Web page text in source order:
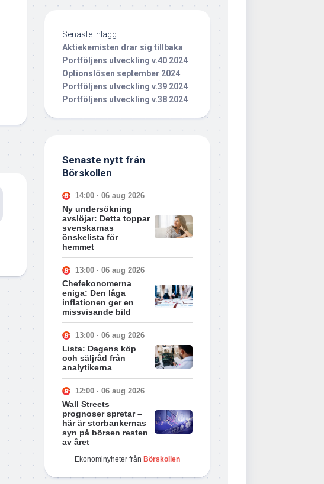
Senaste inlägg
Aktiekemisten drar sig tillbaka
Portföljens utveckling v.40 2024
Optionslösen september 2024
Portföljens utveckling v.39 2024
Portföljens utveckling v.38 2024
Senaste nytt från
Börskollen
14:00 · 06 aug 2026
Ny undersökning
avslöjar: Detta toppar
svenskarnas
önskelista för
hemmet
13:00 · 06 aug 2026
Chefekonomerna
eniga: Den låga
inflationen ger en
missvisande bild
13:00 · 06 aug 2026
Lista: Dagens köp
och säljråd från
analytikerna
12:00 · 06 aug 2026
Wall Streets
prognoser spretar –
här är storbankernas
syn på börsen resten
av året
Ekonominyheter från Börskollen